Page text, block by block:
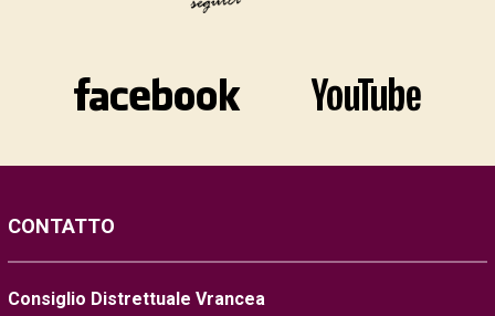
CONTATTO
Consiglio Distrettuale Vrancea